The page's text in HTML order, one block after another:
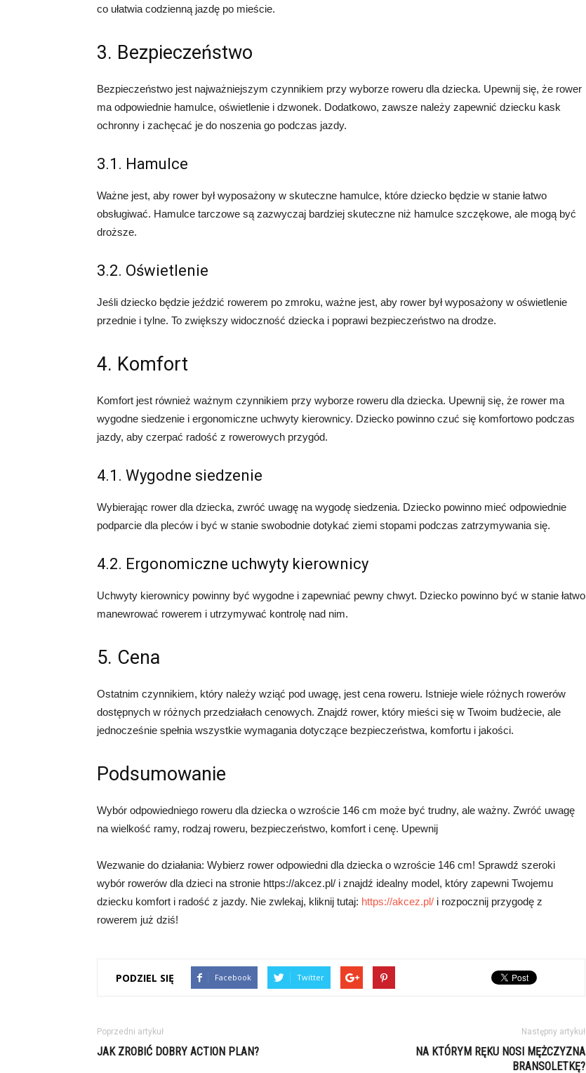
co ułatwia codzienną jazdę po mieście.
3. Bezpieczeństwo
Bezpieczeństwo jest najważniejszym czynnikiem przy wyborze roweru dla dziecka. Upewnij się, że rower
ma odpowiednie hamulce, oświetlenie i dzwonek. Dodatkowo, zawsze należy zapewnić dziecku kask
ochronny i zachęcać je do noszenia go podczas jazdy.
3.1. Hamulce
Ważne jest, aby rower był wyposażony w skuteczne hamulce, które dziecko będzie w stanie łatwo
obsługiwać. Hamulce tarczowe są zazwyczaj bardziej skuteczne niż hamulce szczękowe, ale mogą być
droższe.
3.2. Oświetlenie
Jeśli dziecko będzie jeździć rowerem po zmroku, ważne jest, aby rower był wyposażony w oświetlenie
przednie i tylne. To zwiększy widoczność dziecka i poprawi bezpieczeństwo na drodze.
4. Komfort
Komfort jest również ważnym czynnikiem przy wyborze roweru dla dziecka. Upewnij się, że rower ma
wygodne siedzenie i ergonomiczne uchwyty kierownicy. Dziecko powinno czuć się komfortowo podczas
jazdy, aby czerpać radość z rowerowych przygód.
4.1. Wygodne siedzenie
Wybierając rower dla dziecka, zwróć uwagę na wygodę siedzenia. Dziecko powinno mieć odpowiednie
podparcie dla pleców i być w stanie swobodnie dotykać ziemi stopami podczas zatrzymywania się.
4.2. Ergonomiczne uchwyty kierownicy
Uchwyty kierownicy powinny być wygodne i zapewniać pewny chwyt. Dziecko powinno być w stanie łatwo
manewrować rowerem i utrzymywać kontrolę nad nim.
5. Cena
Ostatnim czynnikiem, który należy wziąć pod uwagę, jest cena roweru. Istnieje wiele różnych rowerów
dostępnych w różnych przedziałach cenowych. Znajdź rower, który mieści się w Twoim budżecie, ale
jednocześnie spełnia wszystkie wymagania dotyczące bezpieczeństwa, komfortu i jakości.
Podsumowanie
Wybór odpowiedniego roweru dla dziecka o wzroście 146 cm może być trudny, ale ważny. Zwróć uwagę
na wielkość ramy, rodzaj roweru, bezpieczeństwo, komfort i cenę. Upewnij
Wezwanie do działania: Wybierz rower odpowiedni dla dziecka o wzroście 146 cm! Sprawdź szeroki
wybór rowerów dla dzieci na stronie https://akcez.pl/ i znajdź idealny model, który zapewni Twojemu
dziecku komfort i radość z jazdy. Nie zwlekaj, kliknij tutaj: https://akcez.pl/ i rozpocznij przygodę z
rowerem już dziś!
PODZIEL SIĘ Facebook Twitter
Poprzedni artykuł
JAK ZROBIĆ DOBRY ACTION PLAN?
Następny artykuł
NA KTÓRYM RĘKU NOSI MĘŻCZYZNA
BRANSOLETKĘ?